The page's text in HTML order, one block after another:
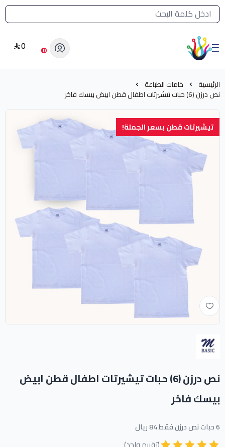
القائمة الرئيسية لمتجر الشرق النادر
الشرق النادر بيع مستلزمات طباعة حرارية 0
0
الرئيسية خامات الطباعة
نص درزن (6) حبات تيشيرتات اطفال قطن ابيض بيسك فاخر
تيشيرتات قطن بسعر الجملة!
نص درزن (6) حبات تيشيرتات اطفال قطن ابيض
بيسك فاخر
6 حبات نص درزن فقط 84 ريال